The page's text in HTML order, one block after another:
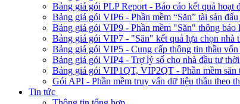
Bảng giá gói PLP Report - Báo cáo kết quả
Bảng giá gói VIP6 - Phần mềm “Săn” tài sản
Bảng giá gói VIP9 - Phần mềm "Săn" thông
Bảng giá gói VIP7 - "Săn" kết quả lựa chọn nhà
Bảng giá gói VIP5 - Cung cấp thông tin thầu
Bảng giá gói VIP4 - Trợ lý số cho nhà đầu tư
Bảng giá gói VIP1QT, VIP2QT - Phần mềm săn
Gói API - Phần mềm truy vấn dữ liệu thầu theo
Tin tức